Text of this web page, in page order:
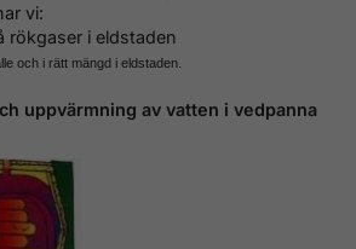
vi:
rökgaser i eldstaden
och i rätt mängd i eldstaden.
uppvärmning av vatten i vedpanna